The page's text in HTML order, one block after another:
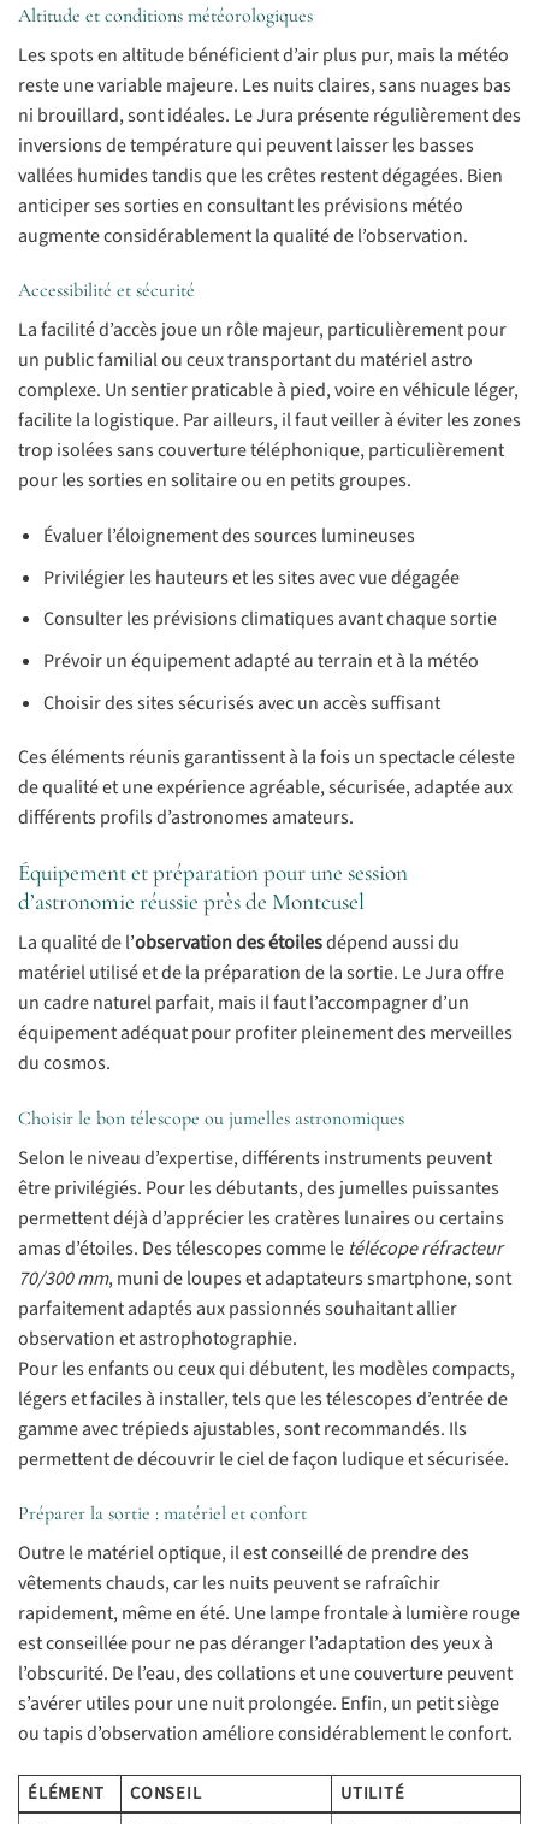
Altitude et conditions météorologiques
Les spots en altitude bénéficient d’air plus pur, mais la météo
reste une variable majeure. Les nuits claires, sans nuages bas
ni brouillard, sont idéales. Le Jura présente régulièrement des
inversions de température qui peuvent laisser les basses
vallées humides tandis que les crêtes restent dégagées. Bien
anticiper ses sorties en consultant les prévisions météo
augmente considérablement la qualité de l’observation.
Accessibilité et sécurité
La facilité d’accès joue un rôle majeur, particulièrement pour
un public familial ou ceux transportant du matériel astro
complexe. Un sentier praticable à pied, voire en véhicule léger,
facilite la logistique. Par ailleurs, il faut veiller à éviter les zones
trop isolées sans couverture téléphonique, particulièrement
pour les sorties en solitaire ou en petits groupes.
Évaluer l’éloignement des sources lumineuses
Privilégier les hauteurs et les sites avec vue dégagée
Consulter les prévisions climatiques avant chaque sortie
Prévoir un équipement adapté au terrain et à la météo
Choisir des sites sécurisés avec un accès suffisant
Ces éléments réunis garantissent à la fois un spectacle céleste
de qualité et une expérience agréable, sécurisée, adaptée aux
différents profils d’astronomes amateurs.
Équipement et préparation pour une session
d’astronomie réussie près de Montcusel
La qualité de l’observation des étoilesdépend aussi du
matériel utilisé et de la préparation de la sortie. Le Jura offre
un cadre naturel parfait, mais il faut l’accompagner d’un
équipement adéquat pour profiter pleinement des merveilles
du cosmos.
Choisir le bon télescope ou jumelles astronomiques
Selon le niveau d’expertise, différents instruments peuvent
être privilégiés. Pour les débutants, des jumelles puissantes
permettent déjà d’apprécier les cratères lunaires ou certains
amas d’étoiles. Des télescopes comme le télécope réfracteur
70/300 mm, muni de loupes et adaptateurs smartphone, sont
parfaitement adaptés aux passionnés souhaitant allier
observation et astrophotographie.
Pour les enfants ou ceux qui débutent, les modèles compacts,
légers et faciles à installer, tels que les télescopes d’entrée de
gamme avec trépieds ajustables, sont recommandés. Ils
permettent de découvrir le ciel de façon ludique et sécurisée.
Préparer la sortie : matériel et confort
Outre le matériel optique, il est conseillé de prendre des
vêtements chauds, car les nuits peuvent se rafraîchir
rapidement, même en été. Une lampe frontale à lumière rouge
est conseillée pour ne pas déranger l’adaptation des yeux à
l’obscurité. De l’eau, des collations et une couverture peuvent
s’avérer utiles pour une nuit prolongée. Enfin, un petit siège
ou tapis d’observation améliore considérablement le confort.
ÉLÉMENT CONSEIL
UTILITÉ